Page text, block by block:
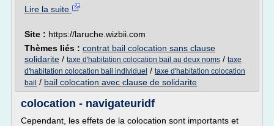
Lire la suite
Site : https://laruche.wizbii.com
Thèmes liés : contrat bail colocation sans clause
solidarite / taxe d'habitation colocation bail au deux noms / taxe
d'habitation colocation bail individuel / taxe d'habitation colocation
bail / bail colocation avec clause de solidarite
colocation - navigateuridf
Cependant, les effets de la colocation sont importants et